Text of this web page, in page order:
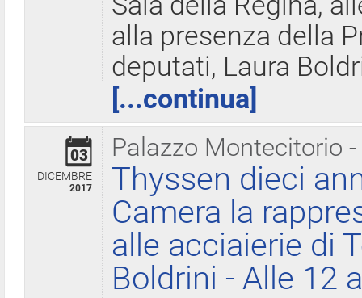
alla presenza della
deputati, Laura
[...continua]
Palazzo Montecitorio
03
DICEMBRE
2017
Thyssen dieci
Camera la
alle acciaierie di
Boldrini - Alle 12